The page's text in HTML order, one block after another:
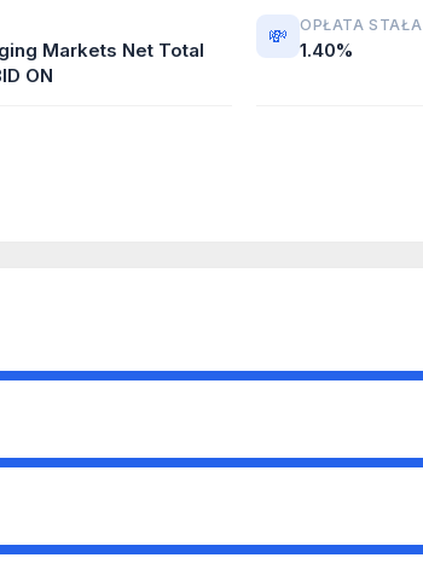
Markets Net Total
ON
💸 OPŁATA STAŁA
1.40%